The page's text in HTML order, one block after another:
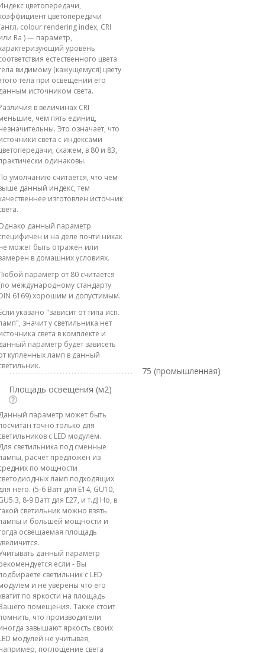
цветопередачи,
цветопередачи
colour rendering index, CRI
Ra ) — параметр,
уровень
естественного цвета
видимому (кажущемуся) цвету
тела при освещении его
источником света.
в величинах CRI
чем пять единиц,
Это означает, что
света с индексами
скажем, в 80 и 83,
одинаковы.
умолчанию считается, что чем
данный индекс, тем
изготовлен источник
данный параметр
и на деле почти никак
может быть отражен или
в домашних условиях.
параметр от 80 считается
международному стандарту
6169) хорошим и допустимым.
указано "зависит от типа исп.
значит у светильника нет
света в комплекте и
параметр будет зависеть
купленных ламп в данный
75 (промышленная)
Площадь освещения (м2)
параметр может быть
точно только для
с LED модулем.
светильника под сменные
расчет предложен из
по мощности
ламп подходящих
него. (5-6 Ватт для E14, GU10,
8-9 Ватт для E27, и т.д) Но, в
светильник можно взять
и большей мощности и
освещаемая площадь
данный параметр
если - Вы
светильник с LED
и не уверены что его
по яркости на площадь
помещения. Также стоит
что производители
завышают яркость своих
модулей не учитывая,
поглощение света